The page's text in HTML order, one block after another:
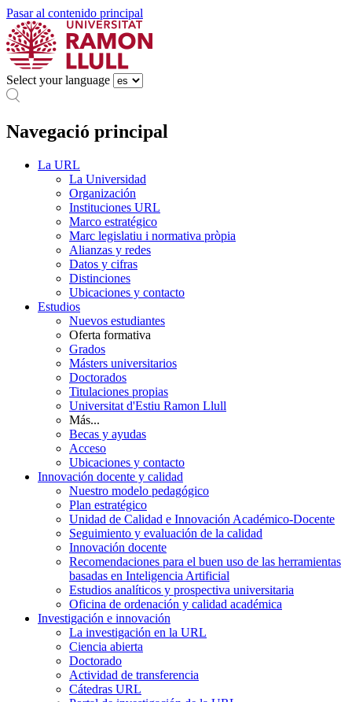
Pasar al contenido principal
Select your language
Navegació principal
La URL
La Universidad
Organización
Instituciones URL
Marco estratégico
Marc legislatiu i normativa pròpia
Alianzas y redes
Datos y cifras
Distinciones
Ubicaciones y contacto
Estudios
Nuevos estudiantes
Oferta formativa
Grados
Másters universitarios
Doctorados
Titulaciones propias
Universitat d'Estiu Ramon Llull
Más...
Becas y ayudas
Acceso
Ubicaciones y contacto
Innovación docente y calidad
Nuestro modelo pedagógico
Plan estratégico
Unidad de Calidad e Innovación Académico-Docente
Seguimiento y evaluación de la calidad
Innovación docente
Recomendaciones para el buen uso de las herramientas
basadas en Inteligencia Artificial
Estudios analíticos y prospectiva universitaria
Oficina de ordenación y calidad académica
Investigación e innovación
La investigación en la URL
Ciencia abierta
Doctorado
Actividad de transferencia
Cátedras URL